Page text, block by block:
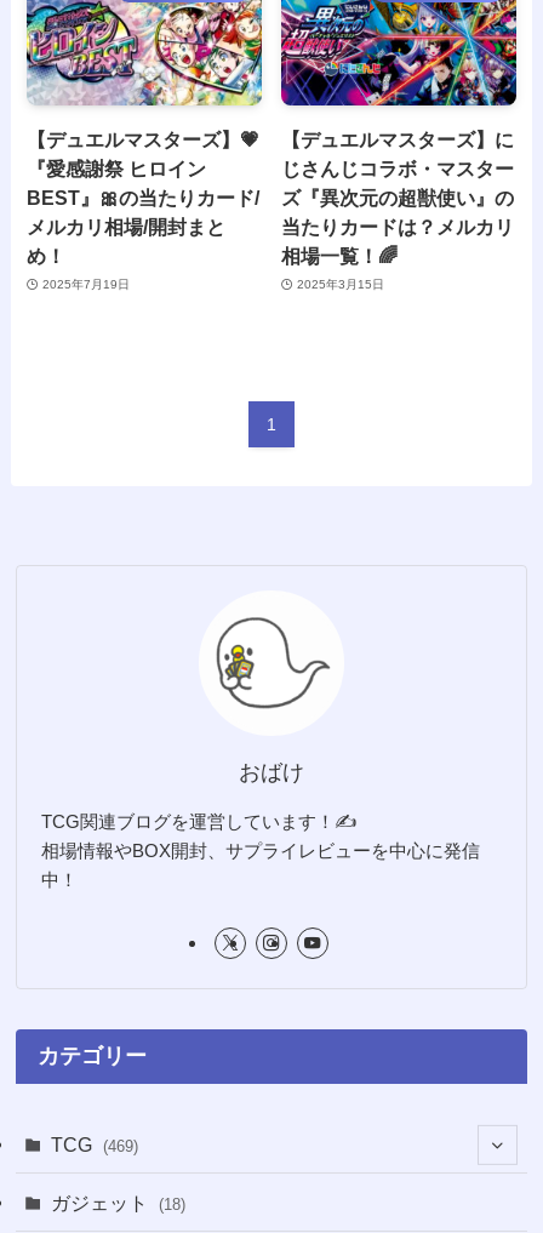
【デュエルマスターズ】💗
『愛感謝祭 ヒロイン
BEST』🎀の当たりカード/
メルカリ相場/開封まと
め！
2025年7月19日
【デュエルマスターズ】に
じさんじコラボ・マスター
ズ『異次元の超獣使い』の
当たりカードは？メルカリ
相場一覧！🌈
2025年3月15日
1
おばけ
TCG関連ブログを運営しています！✍️
相場情報やBOX開封、サプライレビューを中心に発信
中！
カテゴリー
TCG (469)
(16)
ガジェット (18)